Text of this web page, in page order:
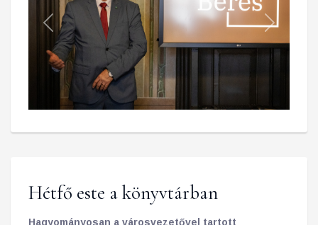
kontúrjai, a modern technika segítségével látható
mozgóképes arcképe és „megszólaló hangja”
varázslatos közelségébe engedik a szemlélődő
látogatót. Így ez a kiállítás - hála a múzeum
valamennyi munkatársának és a közreműködőnek
- olyan jól sikerült, hogy valójában meg is szólal!
Previous Next
Hétfő este a könyvtárban
Hagyományosan a városvezetővel tartott